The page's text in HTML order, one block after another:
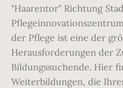
"Haarentor" Richtung
der Pflege ist eine der
Herausforderungen der
Bildungssuchende. Hier
Weiterbildungen, die